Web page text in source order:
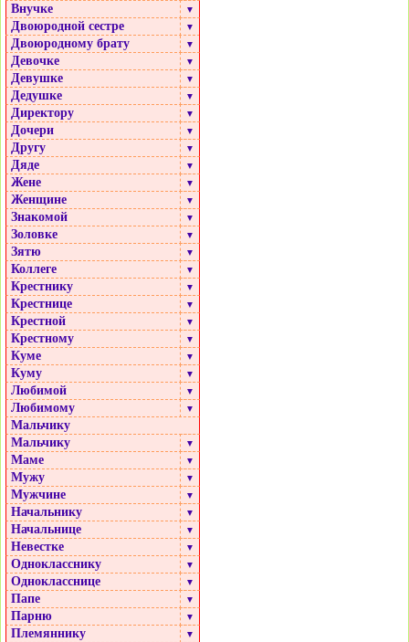
Внучке ▼
Двоюродной сестре ▼
Двоюродному брату ▼
Девочке ▼
Девушке ▼
Дедушке ▼
Директору ▼
Дочери ▼
Другу ▼
Дяде ▼
Жене ▼
Женщине ▼
Знакомой ▼
Золовке ▼
Зятю ▼
Коллеге ▼
Крестнику ▼
Крестнице ▼
Крестной ▼
Крестному ▼
Куме ▼
Куму ▼
Любимой ▼
Любимому ▼
Мальчику
Мальчику
▼
Маме ▼
Мужу ▼
Мужчине ▼
Начальнику ▼
Начальнице ▼
Невестке ▼
Однокласснику ▼
Однокласснице ▼
Папе ▼
Парню ▼
Племяннику ▼